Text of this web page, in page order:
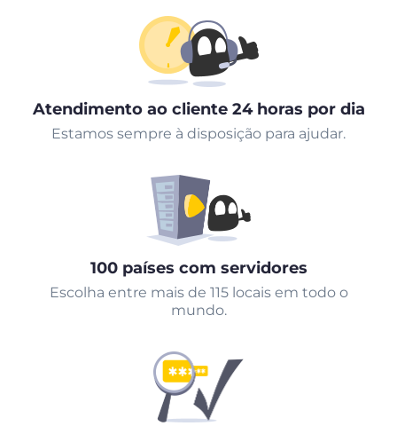
Atendimento ao cliente 24 horas por dia
Estamos sempre à disposição para ajudar.
100 países com servidores
Escolha entre mais de 115 locais em todo o
mundo.